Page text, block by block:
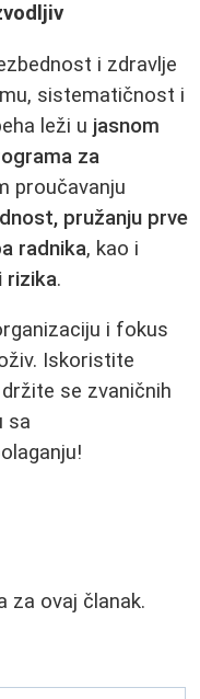
i zdravlje
sistematičnost i
leži u jasnom
za
proučavanju
pružanju prve
radnika, kao i
rizika.
i fokus
Iskoristite
se zvaničnih
sa
za ovaj članak.